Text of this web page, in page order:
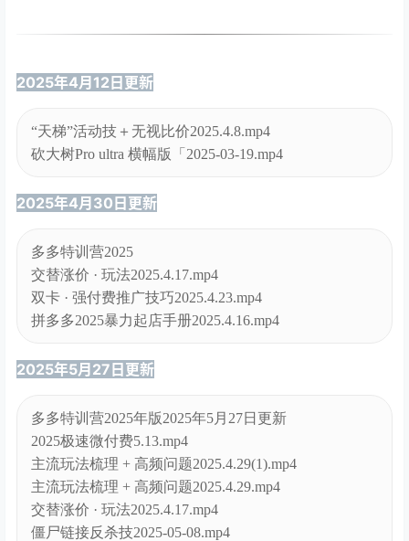
2025年4月12日更新
“天梯”活动技＋无视比价2025.4.8.mp4
砍大树Pro ultra 横幅版「2025-03-19.mp4
2025年4月30日更新
多多特训营2025
交替涨价 · 玩法2025.4.17.mp4
双卡 · 强付费推广技巧2025.4.23.mp4
拼多多2025暴力起店手册2025.4.16.mp4
2025年5月27日更新
多多特训营2025年版2025年5月27日更新
2025极速微付费5.13.mp4
主流玩法梳理 + 高频问题2025.4.29(1).mp4
主流玩法梳理 + 高频问题2025.4.29.mp4
交替涨价 · 玩法2025.4.17.mp4
僵尸链接反杀技2025-05-08.mp4